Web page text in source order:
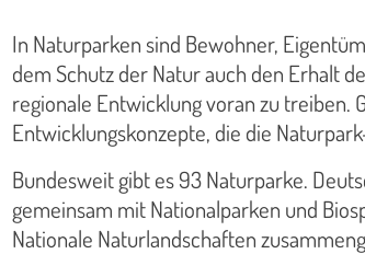
In Naturparken sind Bewohner,
dem Schutz der Natur auch den Erhalt
regionale Entwicklung voran zu treiben.
Entwicklungskonzepte, die die
Bundesweit gibt es 93 Naturparke.
gemeinsam mit Nationalparken und
Nationale Naturlandschaften